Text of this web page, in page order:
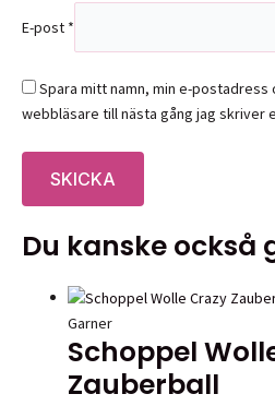
E-post *
Spara mitt namn, min e-postadress
webbläsare till nästa gång jag skriver
Du kanske också
Garner
Schoppel
Zauberball